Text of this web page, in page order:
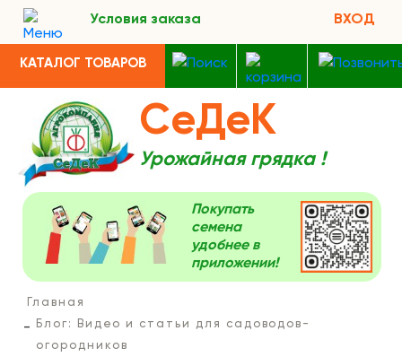
Условия заказа ВХОД
КАТАЛОГ ТОВАРОВ
СеДеК
Урожайная грядка !
Покупать
семена
удобнее в
приложении!
Главная
Блог: Видео и статьи для садоводов-
огородников